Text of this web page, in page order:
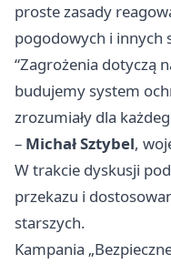
proste zasady
pogodowych i innych
“Zagrożenia dotyczą
budujemy system
zrozumiały dla
– Michał Sztybel,
W trakcie dyskusji
przekazu i
starszych.
Kampania